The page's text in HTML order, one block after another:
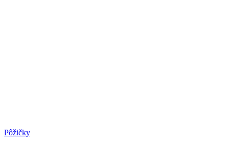
Pôžičky